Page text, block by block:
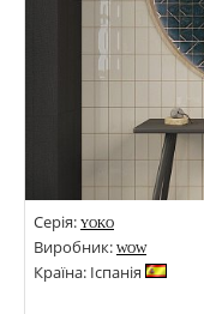
Серія: YOKO
Виробник: WOW
Країна: Іспанія